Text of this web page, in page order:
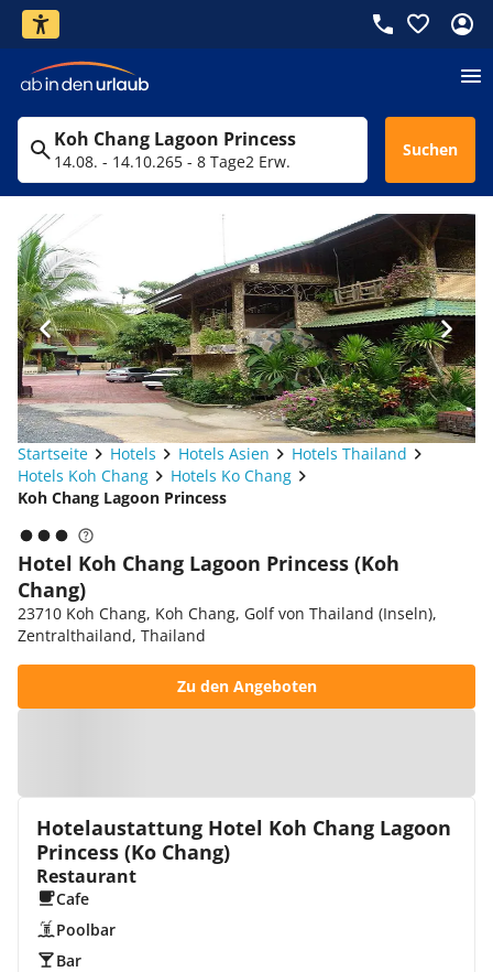
Koh Chang Lagoon Princess
14.08. - 14.10.265 - 8 Tage2 Erw.
Suchen
Startseite Hotels Hotels Asien
Hotels Thailand
Hotels Koh Chang
Hotels Ko Chang
Koh Chang Lagoon Princess
Hotel Koh Chang Lagoon Princess (Koh
Chang)
23710 Koh Chang, Koh Chang, Golf von Thailand (Inseln),
Zentralthailand, Thailand
Zu den Angeboten
Hotelaustattung Hotel Koh Chang Lagoon
Princess (Ko Chang)
Restaurant
Cafe
Poolbar
Bar